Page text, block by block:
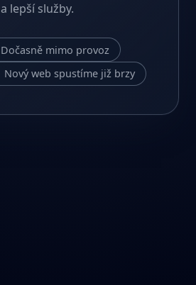
a lepší služby.
Dočasně mimo provoz
Nový web spustíme již brzy